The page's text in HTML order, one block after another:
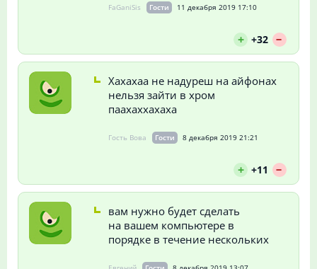
FaGaniSis Гости 11 декабря 2019 17:10
+ +32 --
Хахахаа не надуреш на айфонах
нельзя зайти в хром
паахаххахаха
Гость Вова Гости 8 декабря 2019 21:21
+ +11 --
вам нужно будет сделать
на вашем компьютере в
порядке в течение нескольких